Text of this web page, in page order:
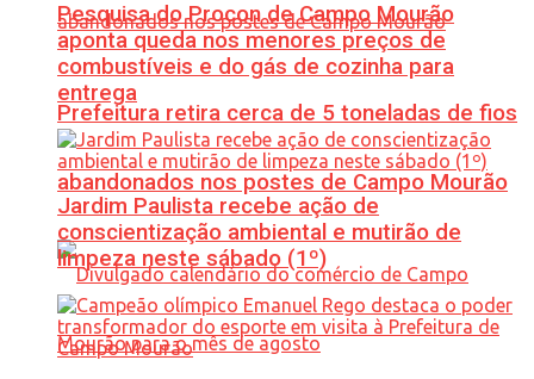
Prefeitura retira cerca de 5 toneladas de fios
abandonados nos postes de Campo Mourão
Pesquisa do Procon de Campo Mourão
aponta queda nos menores preços de
combustíveis e do gás de cozinha para
entrega
Jardim Paulista recebe ação de
conscientização ambiental e mutirão de
limpeza neste sábado (1º)